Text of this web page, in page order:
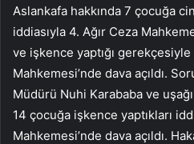
Aslankafa hakkında 7 çocuğa
iddiasıyla 4. Ağır Ceza
ve işkence yaptığı
Mahkemesi’nde dava açıldı.
Müdürü Nuhi Karababa ve
14 çocuğa işkence yaptıkları
Mahkemesi’nde dava açıldı.